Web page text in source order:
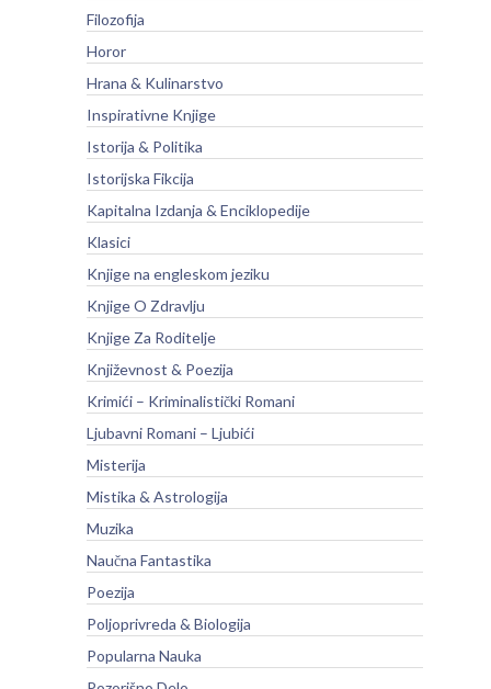
Filozofija
Horor
Hrana & Kulinarstvo
Inspirativne Knjige
Istorija & Politika
Istorijska Fikcija
Kapitalna Izdanja & Enciklopedije
Klasici
Knjige na engleskom jeziku
Knjige O Zdravlju
Knjige Za Roditelje
Književnost & Poezija
Krimići – Kriminalistički Romani
Ljubavni Romani – Ljubići
Misterija
Mistika & Astrologija
Muzika
Naučna Fantastika
Poezija
Poljoprivreda & Biologija
Popularna Nauka